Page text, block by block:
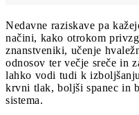
Nedavne raziskave pa
načini, kako otrokom
znanstveniki, učenje
odnosov ter večje sreče in
lahko vodi tudi k
krvni tlak, boljši spanec in
sistema.